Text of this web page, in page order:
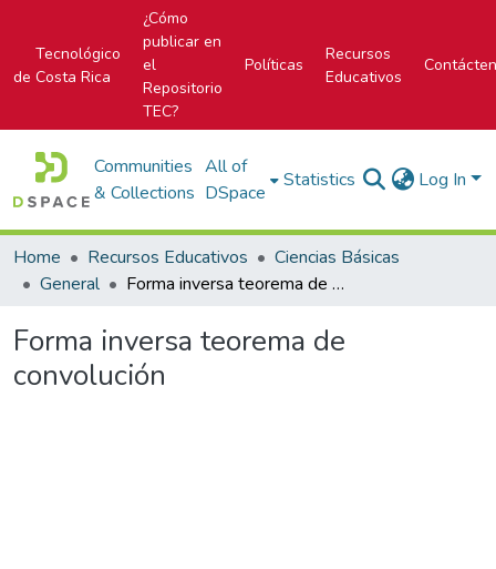
Tecnológico
de Costa Rica
¿Cómo
publicar en
el
Repositorio
TEC?
Políticas
Recursos
Educativos
Communities
& Collections
All of
DSpace
Statistics Log In
Home Recursos Educativos
Ciencias Básicas
General
Forma inversa teorema de convolución
Forma inversa teorema de
convolución